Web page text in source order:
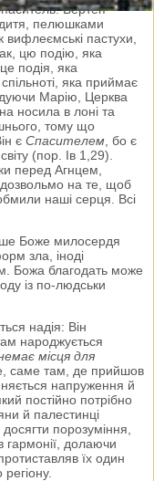
Вертеп
пелюшками
пастухи,
цю подію, яка
подія, яка
яка приймає
Марію, Церква
носила в лоні та
тому що
є Спасителем , бо є
(пор. Ів 1,29).
перед Агнцем,
дозвольмо на те, щоб
наші серця. Всі
Боже милосердя
зла, іноді
Божа благодать може
із по-людськи
надія: Він
народжується
місця для
саме там, де прийшов
напруження й
постійно потрібно
й палестинці
порозуміння,
гармонії, долаючи
їх один